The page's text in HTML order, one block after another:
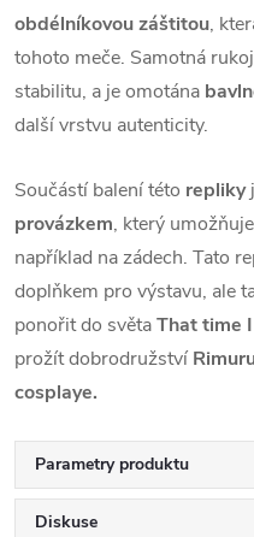
obdélníkovou záštitou,
tohoto meče. Samotná
stabilitu, a je omotána
další vrstvu autenticity.
Součástí balení této repliky
provázkem, který
například na zádech. Tato
doplňkem pro výstavu, ale
ponořit do světaThat time
prožít dobrodružství
cosplaye.
Parametry produktu
Diskuse